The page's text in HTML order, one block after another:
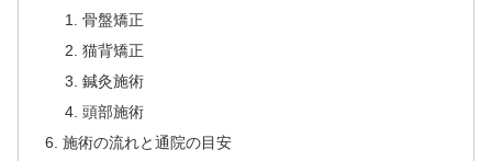
骨盤矯正
猫背矯正
鍼灸施術
頭部施術
施術の流れと通院の目安